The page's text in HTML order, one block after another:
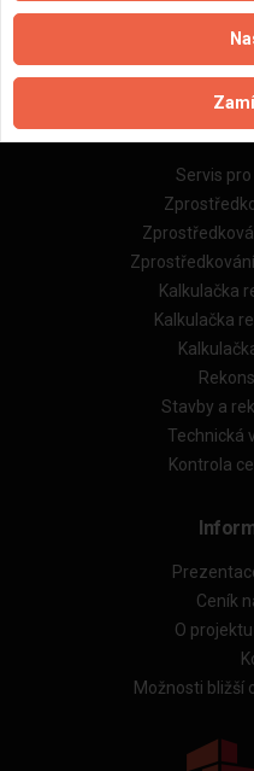
Obchodní
Naše
Servis
Kalkulačka
Kalkulačka
Stavby a
Technická
Kontrola
Ceník
O
Možnosti bližší